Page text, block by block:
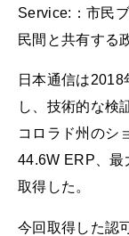
Service:：市民
民間と共有する
日本通信は
し、技術的な検
コロラド州のシ
44.6W ERP、最
取得した。
今回取得した認